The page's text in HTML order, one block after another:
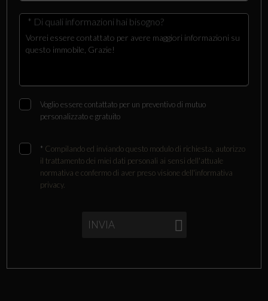
* Di quali informazioni hai bisogno?
Voglio essere contattato per un preventivo di mutuo
personalizzato e gratuito
* Compilando ed inviando questo modulo di richiesta, autorizzo
il trattamento dei miei dati personali ai sensi dell'attuale
normativa e confermo di aver preso visione dell'informativa
privacy.
INVIA